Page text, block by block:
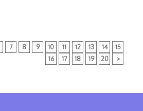
7 8 9 10 11 12 13 14
15
16
17 18 19 20 >